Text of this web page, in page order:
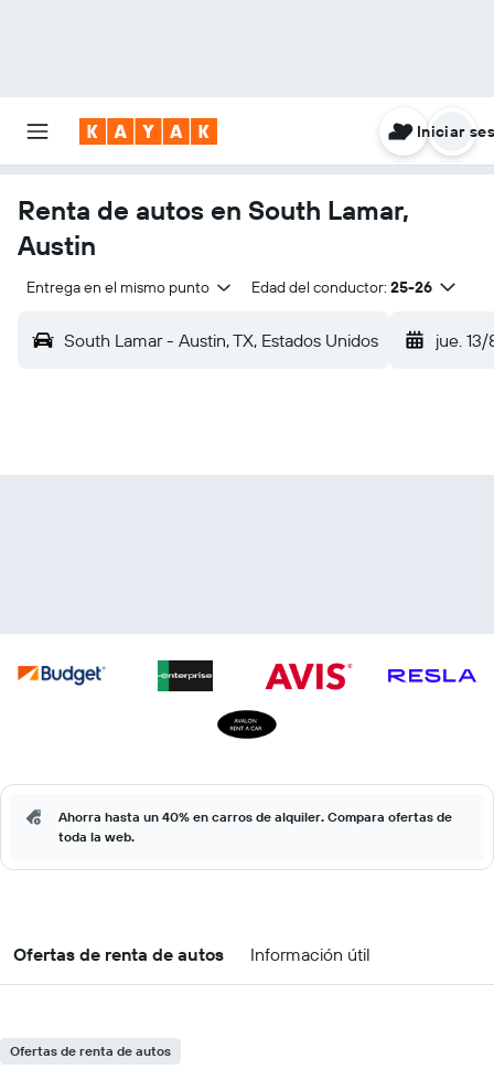
Iniciar
Renta de autos en South Lamar,
Austin
Entrega en el mismo punto Edad del conductor: 25-26
South Lamar - Austin, TX, Estados Unidos jue. 13/
Ahorra hasta un 40% en carros de alquiler. Compara ofertas de
toda la web.
Ofertas de renta de autos Información útil
Ofertas de renta de autos